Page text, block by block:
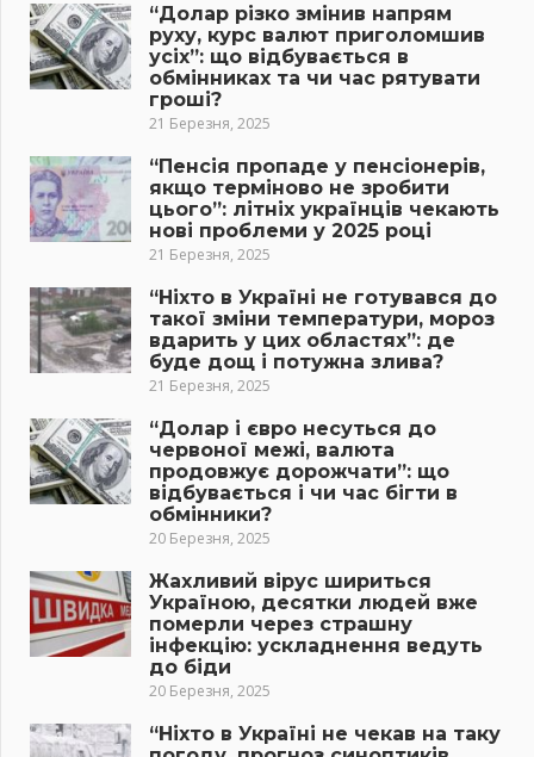
“Долар різко змінив напрям
руху, курс валют приголомшив
усіх”: що відбувається в
обмінниках та чи час рятувати
гроші?
21 Березня, 2025
“Пенсія пропаде у пенсіонерів,
якщо терміново не зробити
цього”: літніх українців чекають
нові проблеми у 2025 році
21 Березня, 2025
“Ніхто в Україні не готувався до
такої зміни температури, мороз
вдарить у цих областях”: де
буде дощ і потужна злива?
21 Березня, 2025
“Долар і євро несуться до
червоної межі, валюта
продовжує дорожчати”: що
відбувається і чи час бігти в
обмінники?
20 Березня, 2025
Жахливий вірус шириться
Україною, десятки людей вже
померли через страшну
інфекцію: ускладнення ведуть
до біди
20 Березня, 2025
“Ніхто в Україні не чекав на таку